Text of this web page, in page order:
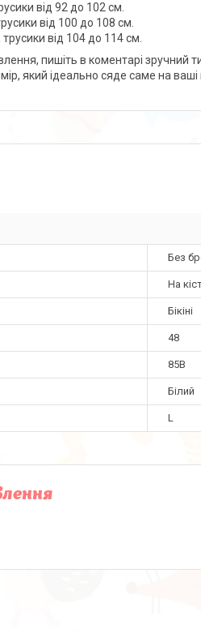
від 92 до 102 см.
від 100 до 108 см.
від 104 до 114 см.
пишіть в коментарі
який ідеально сяде саме на
Без
На
Бікіні
48
85B
Білий
L